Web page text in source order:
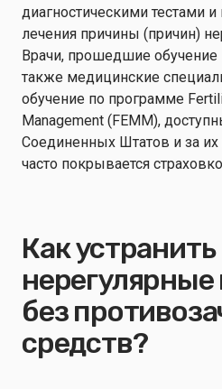
диагностическими тестами
лечения причины (причин)
Врачи, прошедшие обучение
также медицинские
обучение по программе
Management (FEMM),
Соединенных Штатов и за
часто покрывается
Как устранить
без
средств?